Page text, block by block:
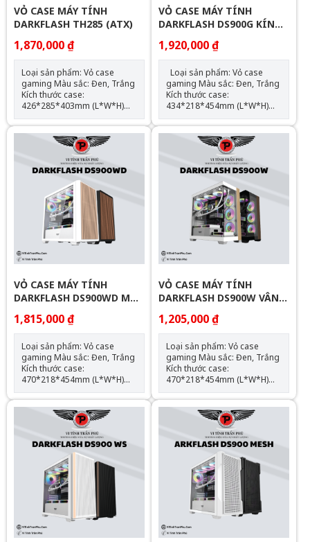
VỎ CASE MÁY TÍNH
DARKFLASH TH285 (ATX)
1,870,000 ₫
Loại sản phẩm: Vỏ case
gaming Màu sắc: Đen, Trắng
Kích thước case:
426*285*403mm (L*W*H)
Chất liệu: Kim loại/kính cường
lực Hỗ trợ mainboard: ATX,
M-ATX, mini-ITX Hỗ trợ:
3xSSD;2xHDD;no ODD; ATX
415mm Support max CPU
Cooler: 160mm Right
Support 240 water cooling
radiator – Bottom Support
360 water cooling radiator
Hỗ trợ Fan LED: Hông*3,
Sau*1, Dưới*3 SL2 GIẢM 50K
, SL 5 GIẢM 60K , SL 10 :
GIẢM 70K
VỎ CASE MÁY TÍNH
DARKFLASH DS900G KÍNH
CONG NGUYÊN KHỐI (ATX)
1,920,000 ₫
gaming Màu sắc: Đen, Trắng
Kích thước case:
434*218*454mm (L*W*H)
Chất liệu: Kim loại/kính cường
lực Hỗ trợ mainboard: ATX,
M-ATX, ITX Hỗ trợ: 2 x SSD; 2
x HDD; no ODD; ATX PSU
Support max VGA: 425mm
Support max CPU Cooler:
top: 360mm Hỗ trợ Fan LED:
Top: 120mm*3/140mm*2,
Front*3, Side*3, Rear:
120mm*1, Bottom:
120mm*3 SL2 GIẢM 50K , SL
5 GIẢM 60K , SL 10 : GIẢM
70K
VỎ CASE MÁY TÍNH
DARKFLASH DS900WD MẶT
1,815,000 ₫
Loại sản phẩm: Vỏ case
gaming Màu sắc: Đen, Trắng
Kích thước case:
470*218*454mm (L*W*H)
Chất liệu: Kim loại/kính cường
lực Hỗ trợ mainboard: ATX,
M-ATX, ITX Hỗ trợ: 2 x SSD; 2
x HDD; no ODD; ATX PSU
Support max VGA: 425mm
Support max CPU Cooler:
top: 360mm Hỗ trợ Fan LED:
Top: 120mm*3/140mm*2,
Front*3, Side*2, Rear:
120mm*1, Bottom:
120mm*3 SL2 GIẢM 50K , SL
5 GIẢM 60K , SL 10 : GIẢM
70K
VỎ CASE MÁY TÍNH
DARKFLASH DS900W VÂN
1,205,000 ₫
Loại sản phẩm: Vỏ case
gaming Màu sắc: Đen, Trắng
Kích thước case:
470*218*454mm (L*W*H)
Chất liệu: Kim loại/kính cường
lực Hỗ trợ mainboard: ATX,
M-ATX, ITX Hỗ trợ: 2 x SSD; 2
x HDD; no ODD; ATX PSU
Support max VGA: 425mm
Support max CPU Cooler:
top: 360mm Hỗ trợ Fan LED:
Top: 120mm*3, Side*3, Rear:
120mm*1, Bottom:
120mm*3 SL2 GIẢM 50K , SL
5 GIẢM 60K , SL 10 : GIẢM
70K